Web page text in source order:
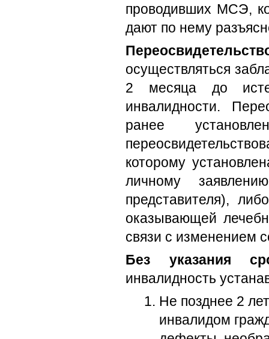
проводивших МСЭ,
дают по нему
осуществляться
2 месяца до
инвалидности.
ранее
которому
личному
представителя),
оказывающей
связи с изменением
Без указания
инвалидность
Не позднее 2
инвалидом